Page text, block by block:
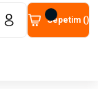
Sepetim ()